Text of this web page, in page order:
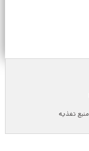
منبع تغذیه